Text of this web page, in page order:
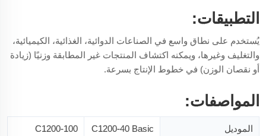
التطبيقات:
يُستخدم على نطاق واسع في الصناعات الدوائية، الغذائية، الكيميائية،
والتغليف وغيرها، ويمكنه اكتشاف المنتجات غير المطابقة وزنيًا (زيادة
أو نقصان الوزن) في خطوط الإنتاج بسرعة.
المواصفات:
الموديل C1200-40 Basic
C1200-100